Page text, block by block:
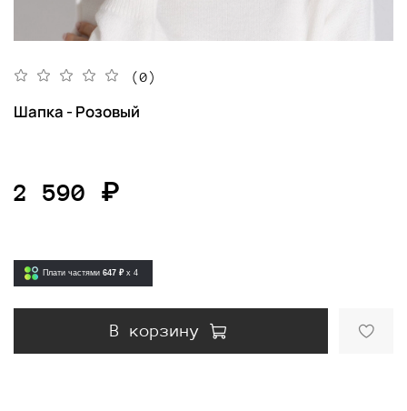
(0)
Шапка - Розовый
2 590 ₽
Плати частями 647 ₽ x 4
В корзину